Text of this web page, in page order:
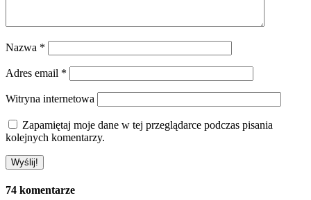
Nazwa *
Adres email *
Witryna internetowa
Zapamiętaj moje dane w tej przeglądarce podczas pisania
kolejnych komentarzy.
74 komentarze